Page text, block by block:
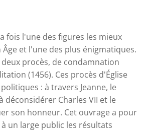
fois l'une des figures les mieux
et l'une des plus énigmatiques.
procès, de condamnation
(1456). Ces procès d'Église
: à travers Jeanne, le
déconsidérer Charles VII et le
son honneur. Cet ouvrage a pour
un large public les résultats